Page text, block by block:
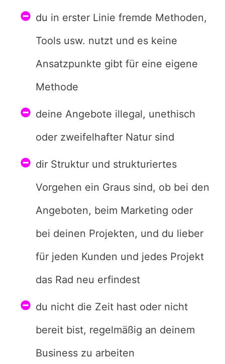
du in erster Linie fremde Methoden,
Tools usw. nutzt und es keine
Ansatzpunkte gibt für eine eigene
Methode
deine Angebote illegal, unethisch
oder zweifelhafter Natur sind
dir Struktur und strukturiertes
Vorgehen ein Graus sind, ob bei den
Angeboten, beim Marketing oder
bei deinen Projekten, und du lieber
für jeden Kunden und jedes Projekt
das Rad neu erfindest
du nicht die Zeit hast oder nicht
bereit bist, regelmäßig an deinem
Business zu arbeiten